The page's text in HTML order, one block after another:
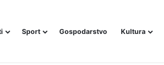
Sport Gospodarstvo Kultura
veličanju tzv. Krajine